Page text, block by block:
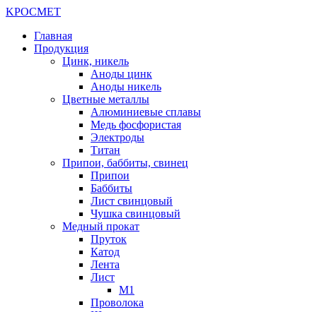
KРОСМЕТ
Главная
Продукция
Цинк, никель
Аноды цинк
Аноды никель
Цветные металлы
Алюминиевые сплавы
Медь фосфористая
Электроды
Титан
Припои, баббиты, свинец
Припои
Баббиты
Лист свинцовый
Чушка свинцовый
Медный прокат
Пруток
Катод
Лента
Лист
М1
Проволока